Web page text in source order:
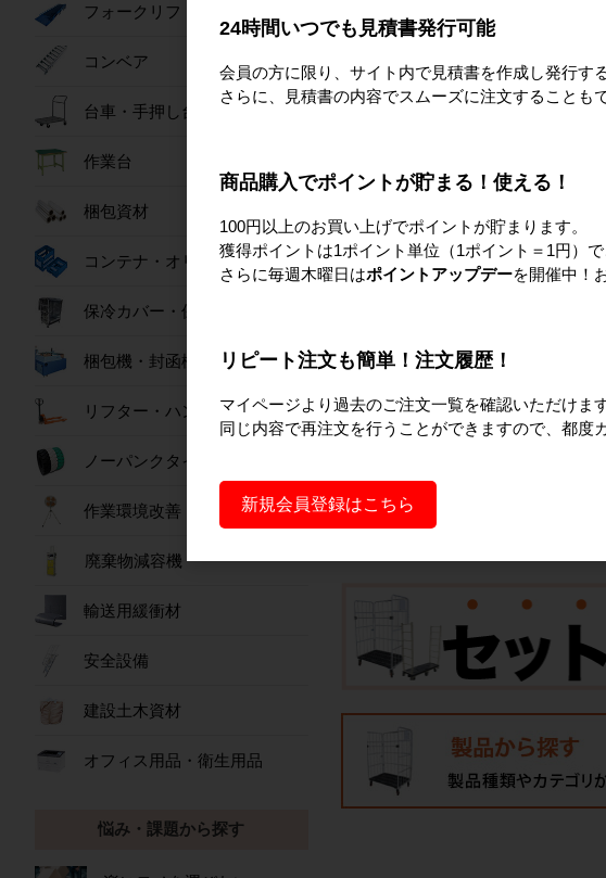
詳細を見る
76,800円
詳細を見る
フォークリフトスロープ
コンベア
台車・手押し台車
作業台
梱包資材
コンテナ・オリコン
保冷カバー・保冷ボックス
梱包機・封函機
リフター・ハンドパレット
ノーパンクタイヤ
作業環境改善
廃棄物減容機
輸送用緩衝材
安全設備
建設土木資材
オフィス用品・衛生用品
悩み・課題から探す
24時間いつでも見積書発行可能
会員の方に限り、サイト内で見積書を作成し発行す
さらに、見積書の内容でスムーズに注文することも
商品購入でポイントが貯まる！使える！
100円以上のお買い上げでポイントが貯まります。
獲得ポイントは1ポイント単位（1ポイント＝1円）で
さらに毎週木曜日はポイントアップデーを開催中！
リピート注文も簡単！注文履歴！
マイページより過去のご注文一覧を確認いただけます
同じ内容で再注文を行うことができますので、都度
新規会員登録はこちら